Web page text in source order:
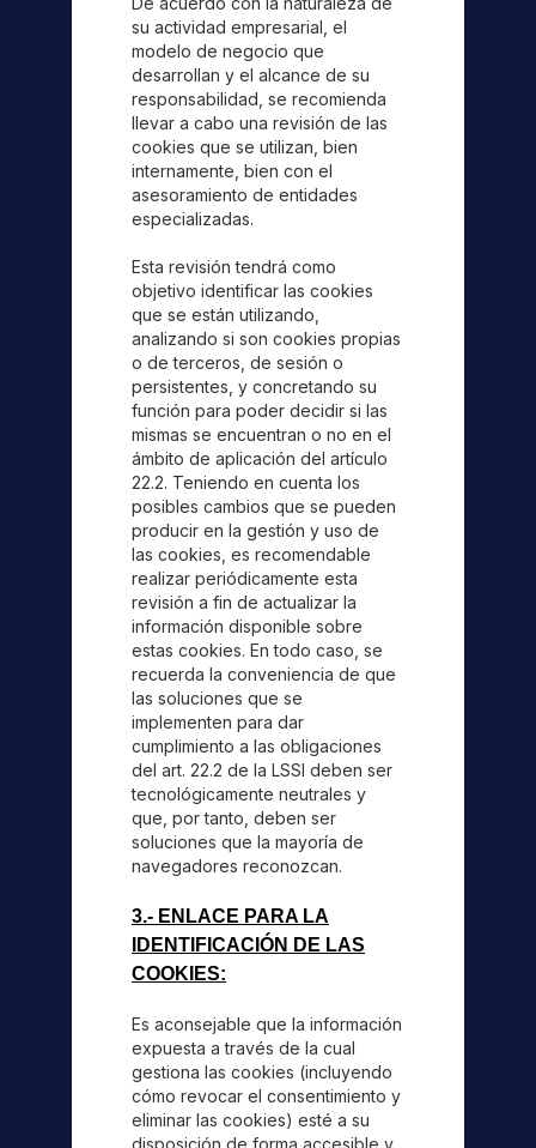
su actividad empresarial, el
modelo de negocio que
desarrollan y el alcance de su
responsabilidad, se recomienda
llevar a cabo una revisión de las
cookies que se utilizan, bien
internamente, bien con el
asesoramiento de entidades
especializadas.
Esta revisión tendrá como
objetivo identificar las cookies
que se están utilizando,
analizando si son cookies propias
o de terceros, de sesión o
persistentes, y concretando su
función para poder decidir si las
mismas se encuentran o no en el
ámbito de aplicación del artículo
22.2. Teniendo en cuenta los
posibles cambios que se pueden
producir en la gestión y uso de
las cookies, es recomendable
realizar periódicamente esta
revisión a fin de actualizar la
información disponible sobre
estas cookies. En todo caso, se
recuerda la conveniencia de que
las soluciones que se
implementen para dar
cumplimiento a las obligaciones
del art. 22.2 de la LSSI deben ser
tecnológicamente neutrales y
que, por tanto, deben ser
soluciones que la mayoría de
navegadores reconozcan.
3.- ENLACE PARA LA
IDENTIFICACIÓN DE LAS
COOKIES:
Es aconsejable que la información
expuesta a través de la cual
gestiona las cookies (incluyendo
cómo revocar el consentimiento y
eliminar las cookies) esté a su
disposición de forma accesible y